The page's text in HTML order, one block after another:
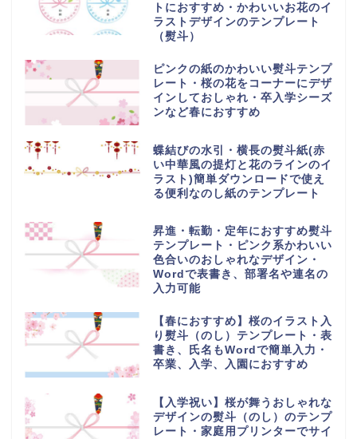
トにおすすめ・かわいいお花のイ
ラストデザインのテンプレート
（熨斗）
ピンクの紙のかわいい熨斗テンプ
レート・桜の花をコーナーにデザ
インしておしゃれ・卒入学シーズ
ンなど春におすすめ
蝶結びの水引・横長の熨斗紙(赤
い中華風の提灯と花のラインのイ
ラスト)簡単ダウンロードで使え
る便利なのし紙のテンプレート
昇進・転勤・定年におすすめ熨斗
テンプレート・ピンク系かわいい
色合いのおしゃれなデザイン・
Wordで表書き、部署名や連名の
入力可能
【春におすすめ】桜のイラスト入
り熨斗（のし）テンプレート・表
書き、氏名もWordで簡単入力・
卒業、入学、入園におすすめ
【入学祝い】桜が舞うおしゃれな
デザインの熨斗（のし）のテンプ
レート・家庭用プリンターでサイ